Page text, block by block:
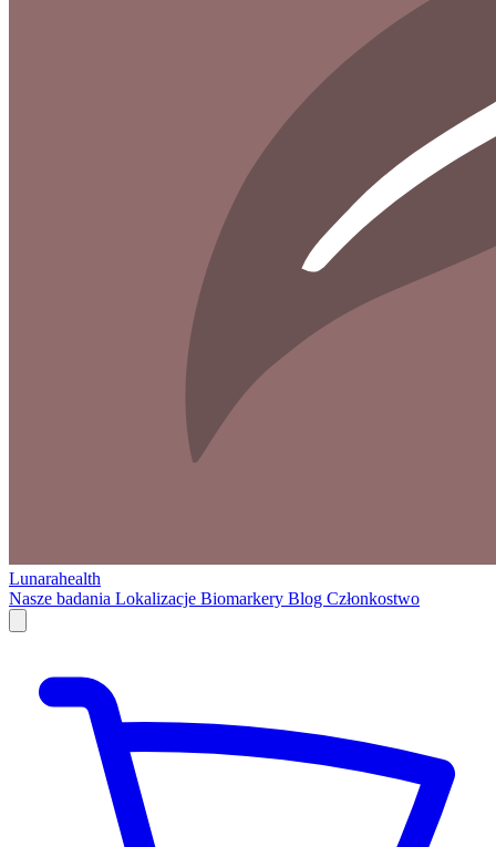
Lunarahealth
Nasze badania Lokalizacje Biomarkery Blog Członkostwo